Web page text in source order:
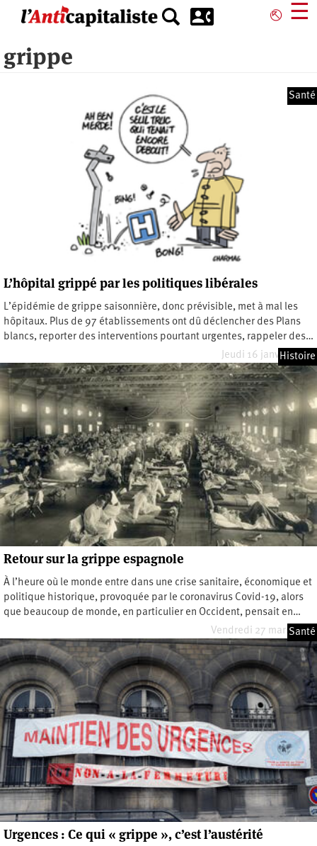
principal
⎋ ☰
grippe
Santé
L’hôpital grippé par les politiques libérales
L’épidémie de grippe saisonnière, donc prévisible, met à mal les
hôpitaux. Plus de 97 établissements ont dû déclencher des Plans
blancs, reporter des interventions pourtant urgentes, rappeler des…
Jeudi 16 janvier 2025
Histoire
Retour sur la grippe espagnole
À l’heure où le monde entre dans une crise sanitaire, économique et
politique historique, provoquée par le coronavirus Covid-19, alors
que beaucoup de monde, en particulier en Occident, pensait en…
Vendredi 27 mars 2020
Santé
Urgences : Ce qui « grippe », c’est l’austérité